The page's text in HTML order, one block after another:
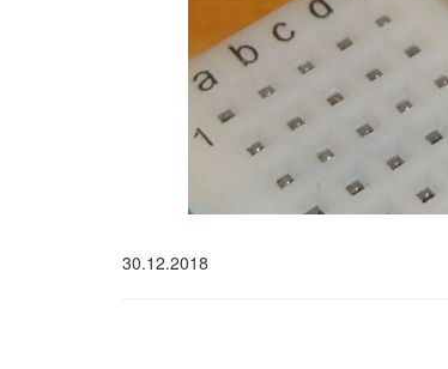
30.12.2018